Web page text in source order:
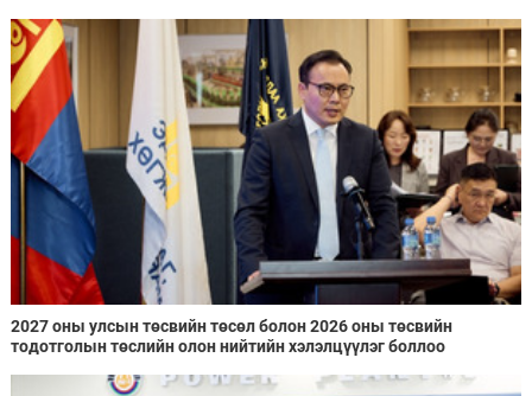
2027 оны улсын төсвийн төсөл болон 2026 оны төсвийн
тодотголын төслийн олон нийтийн хэлэлцүүлэг боллоо